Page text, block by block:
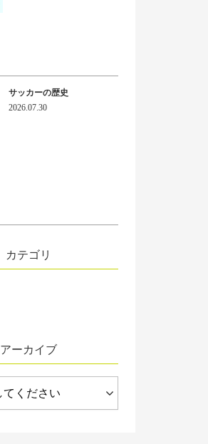
サッカーの歴史
2026.07.30
カテゴリ
アーカイブ